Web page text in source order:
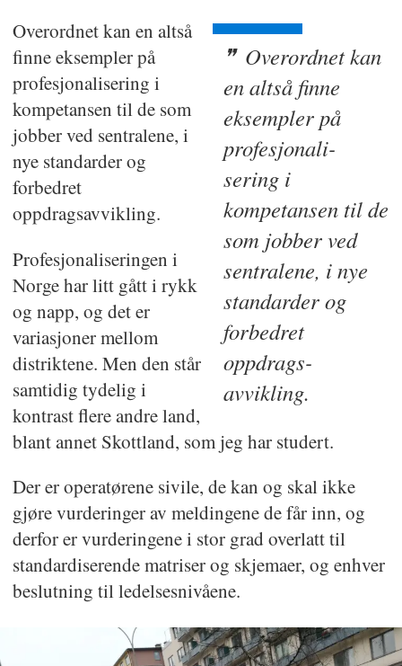
Overordnet kan
en altså finne
eksempler på
profesjonali-
sering i
kompetansen til de
som jobber ved
sentralene, i nye
standarder og
forbedret
oppdrags-
avvikling.
Overordnet kan en altså
finne eksempler på
profesjonalisering i
kompetansen til de som
jobber ved sentralene, i
nye standarder og
forbedret
oppdragsavvikling.
Profesjonaliseringen i
Norge har litt gått i rykk
og napp, og det er
variasjoner mellom
distriktene. Men den står
samtidig tydelig i
kontrast flere andre land,
blant annet Skottland, som jeg har studert.
Der er operatørene sivile, de kan og skal ikke
gjøre vurderinger av meldingene de får inn, og
derfor er vurderingene i stor grad overlatt til
standardiserende matriser og skjemaer, og enhver
beslutning til ledelsesnivåene.